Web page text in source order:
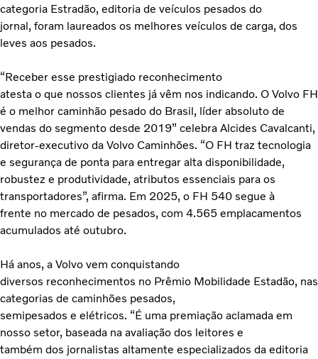
categoria Estradão, editoria de veículos pesados do
jornal, foram laureados os melhores veículos de carga, dos
leves aos pesados.
“Receber esse prestigiado reconhecimento
atesta o que nossos clientes já vêm nos indicando. O Volvo FH
é o melhor caminhão pesado do Brasil, líder absoluto de
vendas do segmento desde 2019” celebra Alcides Cavalcanti,
diretor-executivo da Volvo Caminhões. “O FH traz tecnologia
e segurança de ponta para entregar alta disponibilidade,
robustez e produtividade, atributos essenciais para os
transportadores”, afirma. Em 2025, o FH 540 segue à
frente no mercado de pesados, com 4.565 emplacamentos
acumulados até outubro.
Há anos, a Volvo vem conquistando
diversos reconhecimentos no Prêmio Mobilidade Estadão, nas
categorias de caminhões pesados,
semipesados e elétricos. “É uma premiação aclamada em
nosso setor, baseada na avaliação dos leitores e
também dos jornalistas altamente especializados da editoria